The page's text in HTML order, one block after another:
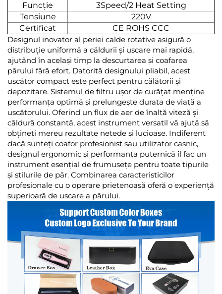
Funcție
3Speed/2 Heat Setting
Tensiune
220V
Certificat
CE ROHS CCC
Designul inovator al periei calde rotative asigură o
distribuție uniformă a căldurii și uscare mai rapidă,
ajutând în același timp la descurtarea și coafarea
părului fără efort. Datorită designului pliabil, acest
uscător compact este perfect pentru călătorii și
depozitare. Sistemul de filtru ușor de curățat menține
performanța optimă și prelungește durata de viață a
uscătorului. Oferind un flux de aer de înaltă viteză și
căldură constantă, acest instrument versatil vă ajută să
obțineți mereu rezultate netede și lucioase. Indiferent
dacă sunteți coafor profesionist sau utilizator casnic,
designul ergonomic și performanța puternică îl fac un
instrument esențial de frumusețe pentru toate tipurile
și stilurile de păr. Combinarea caracteristicilor
profesionale cu o operare prietenoasă oferă o experiență
superioară de uscare a părului.